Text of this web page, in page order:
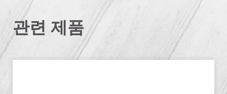
관련 제품